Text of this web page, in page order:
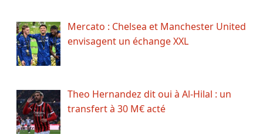
Mercato : Chelsea et Manchester United
envisagent un échange XXL
Theo Hernandez dit oui à Al-Hilal : un
transfert à 30 M€ acté